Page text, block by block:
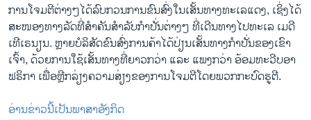
ການ​ໂຈມ​ຕີ​ຕ່າງໆ​ໄດ້​ລົບ​ກວນ​ການ​ຂົນ​ສົ່ງ​ໃນ​ເສັ້ນ​ທາງ​ທະ​ເລ​ແດງ, ເຊິ່ງ​ໄດ້​
ສະ​ໜອງ​ທາງ​ລັດ​ທີ່​ສຳ​ຄັນ​ສຳ​ລັບ​ກຳ​ປັ່ນ​ຕ່າງໆ ​ທີ່​ເດີນ​ທາງ​ໄປ​ທະ​ເລ ເມ​ດີ​
ເທີ​ເຣ​ນຽນ. ຫຼາຍ​ບໍ​ລິ​ສັດ​ຂົນ​ສົ່ງ​ການ​ຄ້າ​ໄດ້​ປ່ຽນເ​ສັ້ນ​ທາງ​ກຳ​ປັ່ນ​ຂອງ​ເຂົາ​
ເຈົ້າ, ດ້ວຍ​ການ​ໃຊ້​ເສັ້ນ​ທາງ​ທີ່​ຍາວກວ່າ ແລະ ແພງກວ່າ ​ອ້ອມ​ທະ​ວີບ​ອາ​
ຟ​ຣິ​ກາ ເພື່ອຫຼີກ​ລ່ຽງ​ຄວາມ​ສ່ຽງ​ຂອງ​ການ​ໂຈມ​ຕີ​ໂດຍ​ພວກ​ກະ​ບົດ​ຮູ​ຕີ.
ອ່ານ​ຂ່າວນີ້​ເປັນ​ພາ​ສາ​ອັງ​ກິດ